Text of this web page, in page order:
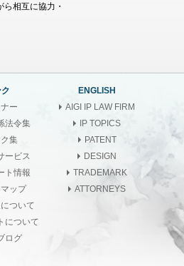
相互に協力・
ー
法令集
ク集
ービス
ト情報
ップ
ついて
について
ログ
ENGLISH
AIGI IP LAW FIRM
IP TOPICS
PATENT
DESIGN
TRADEMARK
ATTORNEYS